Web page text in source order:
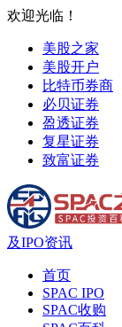
欢迎光临！
美股之家
美股开户
比特币券商
必贝证券
盈透证券
复星证券
致富证券
及IPO资讯
首页
SPAC IPO
SPAC收购